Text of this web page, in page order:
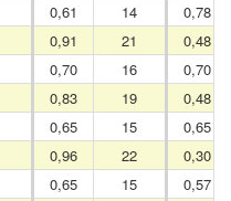
0,61 14
0,78
0,91 21
0,48
0,70 16
0,70
0,83 19
0,48
0,65 15
0,65
0,96 22
0,30
0,65 15
0,57